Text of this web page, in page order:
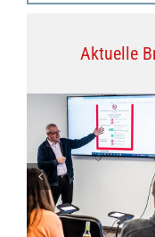
Aktuelle
Seminar
Seminare